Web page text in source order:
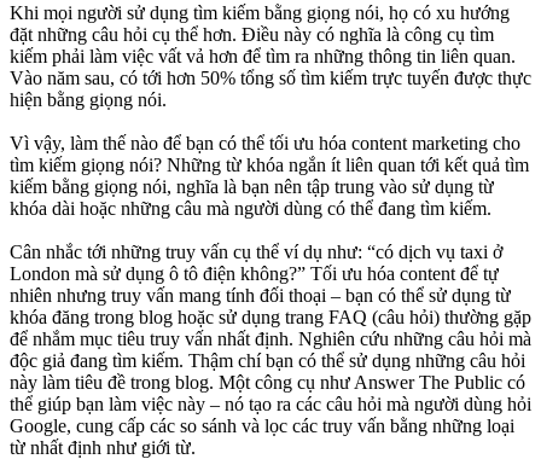
Khi mọi người sử dụng tìm kiếm bằng giọng nói, họ có xu hướng
đặt những câu hỏi cụ thể hơn. Điều này có nghĩa là công cụ tìm
kiếm phải làm việc vất vả hơn để tìm ra những thông tin liên quan.
Vào năm sau, có tới hơn 50% tổng số tìm kiếm trực tuyến được thực
hiện bằng giọng nói.
Vì vậy, làm thế nào để bạn có thể tối ưu hóa content marketing cho
tìm kiếm giọng nói? Những từ khóa ngắn ít liên quan tới kết quả tìm
kiếm bằng giọng nói, nghĩa là bạn nên tập trung vào sử dụng từ
khóa dài hoặc những câu mà người dùng có thể đang tìm kiếm.
Cân nhắc tới những truy vấn cụ thể ví dụ như: “có dịch vụ taxi ở
London mà sử dụng ô tô điện không?” Tối ưu hóa content để tự
nhiên nhưng truy vấn mang tính đối thoại – bạn có thể sử dụng từ
khóa đăng trong blog hoặc sử dụng trang FAQ (câu hỏi) thường gặp
để nhắm mục tiêu truy vấn nhất định. Nghiên cứu những câu hỏi mà
độc giả đang tìm kiếm. Thậm chí bạn có thể sử dụng những câu hỏi
này làm tiêu đề trong blog. Một công cụ như Answer The Public có
thể giúp bạn làm việc này – nó tạo ra các câu hỏi mà người dùng hỏi
Google, cung cấp các so sánh và lọc các truy vấn bằng những loại
từ nhất định như giới từ.